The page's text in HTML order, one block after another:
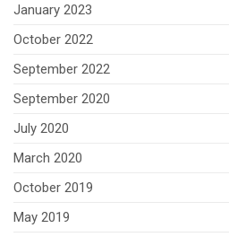
January 2023
October 2022
September 2022
September 2020
July 2020
March 2020
October 2019
May 2019